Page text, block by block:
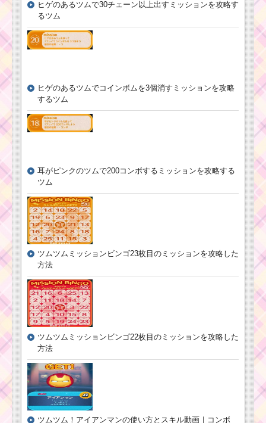
ツムツム2月イベン
ツムツム9月ディズニ
2周年記念カップケー
のにおすすめのツム
ッションを攻略するツ
ヒゲのあるツムで30チェーン以上出すミッションを攻略す
るツム
ヒゲのあるツムでコインボムを3個消すミッションを攻略
するツム
耳がピンクのツムで200コンボするミッションを攻略する
ツム
ツムツムミッションビンゴ23枚目のミッションを攻略した
方法
ツムツムミッションビンゴ22枚目のミッションを攻略した
方法
ツムツム！アイアンマンの使い方とスキル動画｜コンボ